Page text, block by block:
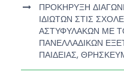
ΠΡΟΚΗΡΥΞΗ
ΙΔΙΩΤΩΝ ΣΤΙΣ
ΑΣΤΥΦΥΛΑΚΩΝ ΜΕ
ΠΑΝΕΛΛΑΔΙΚΩΝ
ΠΑΙΔΕΙΑΣ,